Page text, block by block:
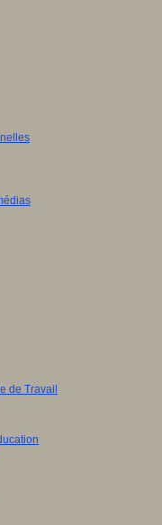
de Travail